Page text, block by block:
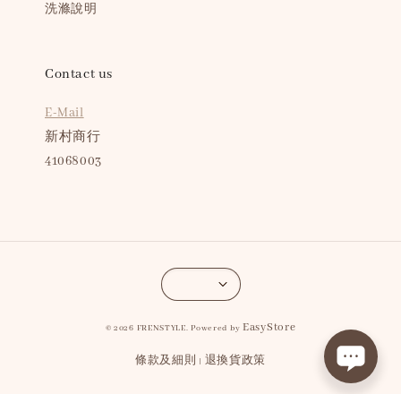
洗滌說明
Contact us
E-Mail
新村商行
41068003
© 2026 FRENSTYLE. Powered by EasyStore
條款及細則 | 退換貨政策